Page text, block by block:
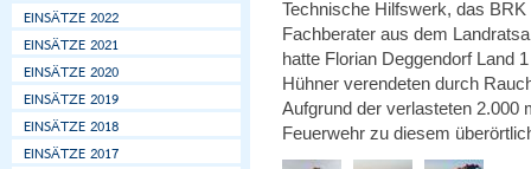
Technische Hilfswerk, das
Fachberater aus dem
hatte Florian Deggendorf Land
Hühner verendeten durch
Aufgrund der verlasteten 2.000
Feuerwehr zu diesem